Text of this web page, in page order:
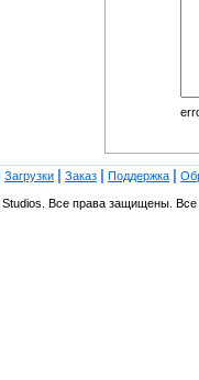
Загрузки | Заказ | Поддержка |
Все права защищены.